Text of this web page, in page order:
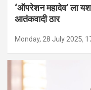
‘ऑपरेशन महादेव’ ला
आतंकवादी ठार
Monday, 28 July 2025,